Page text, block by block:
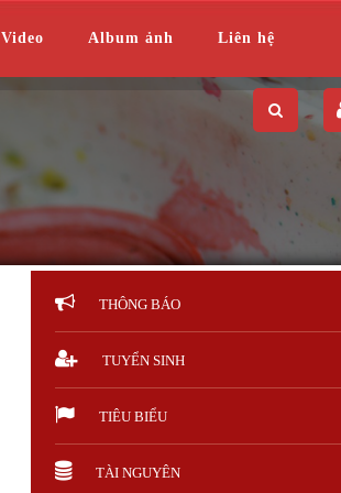
Video Album ảnh Liên hệ
THÔNG BÁO
TUYỂN SINH
TIÊU BIỂU
TÀI NGUYÊN